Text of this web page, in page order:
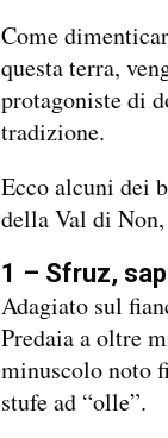
Come
questa terra,
protagoniste di
tradizione.
Ecco alcuni dei
della Val di
1 – Sfruz,
Adagiato sul
Predaia a oltre
minuscolo noto
stufe ad “olle”.